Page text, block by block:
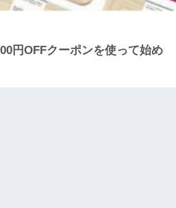
円OFFクーポンを使って始め